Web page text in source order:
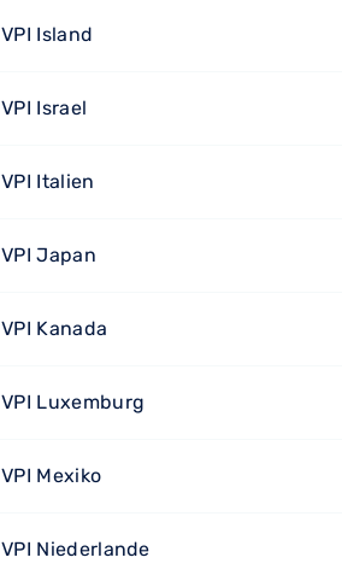
VPI Island
VPI Israel
VPI Italien
VPI Japan
VPI Kanada
VPI Luxemburg
VPI Mexiko
VPI Niederlande